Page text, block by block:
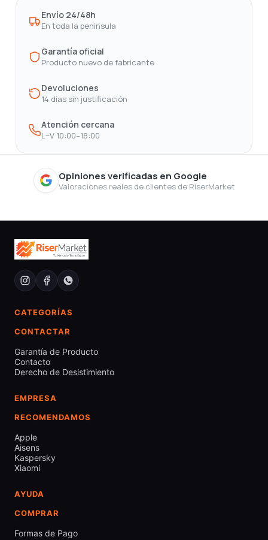
Envío 24/48h
En toda la península
Garantía oficial
Producto nuevo de fabricante
Devoluciones
14 días sin justificación
Atención cercana
L–V 10:00–18:00
Opiniones verificadas en Google
Valoraciones reales de clientes de RiserMarket
CATEGORÍAS
CONTACTAR
Garantía de Producto
Contacto
Derecho de Desistimiento
EMPRESA
RECOMENDAMOS
Apple
Aisens
Kaspersky
Xiaomi
AYUDA
COMPRAR
Formas de Pago